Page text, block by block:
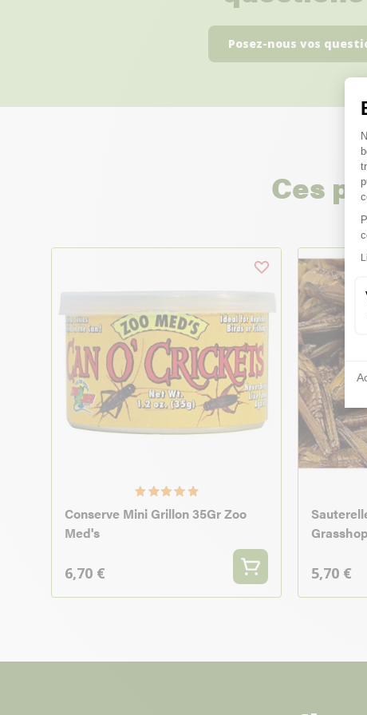
Posez-nous vos
Ces
Conserve Mini Grillon 35Gr Zoo
Med's
6,70 € 5,70 €